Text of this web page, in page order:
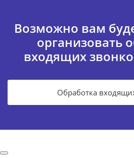
Возможно вам
организовать
входящих
Обработка